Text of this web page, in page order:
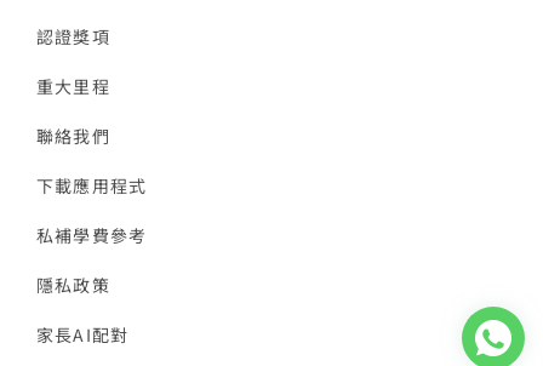
認證獎項
重大里程
聯絡我們
下載應用程式
私補學費參考
隱私政策
家長AI配對